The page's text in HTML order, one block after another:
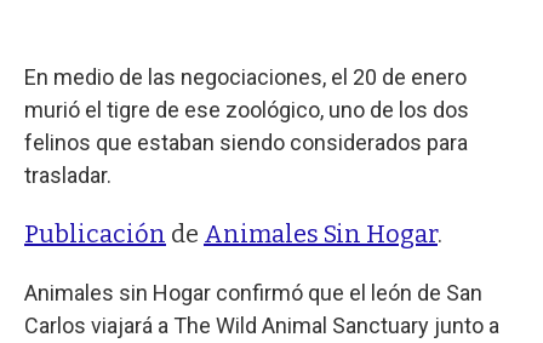
En medio de las negociaciones, el 20 de enero
murió el tigre de ese zoológico, uno de los dos
felinos que estaban siendo considerados para
trasladar.
Publicación de Animales Sin Hogar.
Animales sin Hogar confirmó que el león de San
Carlos viajará a The Wild Animal Sanctuary junto a